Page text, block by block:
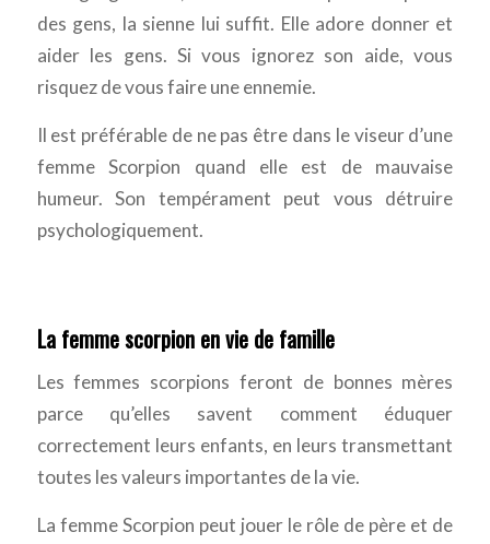
des gens, la sienne lui suffit. Elle adore donner et
aider les gens. Si vous ignorez son aide, vous
risquez de vous faire une ennemie.
Il est préférable de ne pas être dans le viseur d’une
femme Scorpion quand elle est de mauvaise
humeur. Son tempérament peut vous détruire
psychologiquement.
La femme scorpion en vie de famille
Les femmes scorpions feront de bonnes mères
parce qu’elles savent comment éduquer
correctement leurs enfants, en leurs transmettant
toutes les valeurs importantes de la vie.
La femme Scorpion peut jouer le rôle de père et de